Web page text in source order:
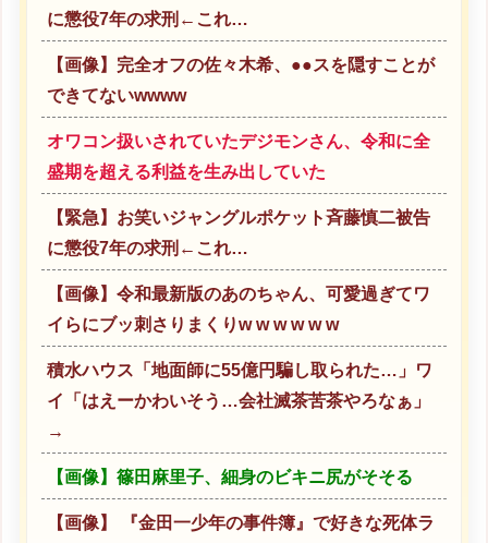
に懲役7年の求刑←これ…
【画像】完全オフの佐々木希、●●スを隠すことが
できてないwwww
オワコン扱いされていたデジモンさん、令和に全
盛期を超える利益を生み出していた
【緊急】お笑いジャングルポケット斉藤慎二被告
に懲役7年の求刑←これ…
【画像】令和最新版のあのちゃん、可愛過ぎてワ
イらにブッ刺さりまくりw w w w w w
積水ハウス「地面師に55億円騙し取られた…」ワ
イ「はえーかわいそう…会社滅茶苦茶やろなぁ」
→
【画像】篠田麻里子、細身のビキニ尻がそそる
【画像】 『金田一少年の事件簿』で好きな死体ラ